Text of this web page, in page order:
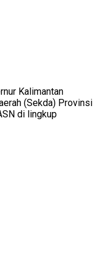
Kalimantan
(Sekda) Provinsi
di lingkup